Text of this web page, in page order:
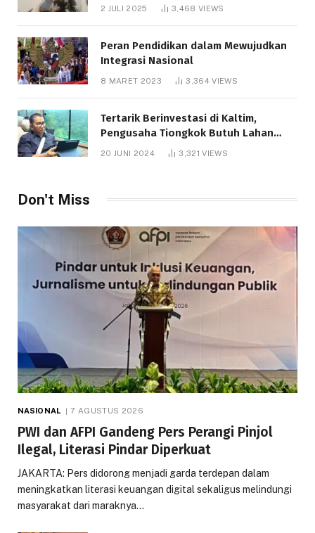
Bantuan Pendidikan Gratispol
2 JULI 2025 3,468 VIEWS
Peran Pendidikan dalam Mewujudkan
Integrasi Nasional
8 MARET 2023 3,364VIEWS
Tertarik Berinvestasi di Kaltim,
Pengusaha Tiongkok Butuh Lahan
1.000 Hektare
20 JUNI 2024 3,321VIEWS
Don't Miss
NASIONAL 7 AGUSTUS 2026
PWI dan AFPI Gandeng Pers Perangi Pinjol
Ilegal, Literasi Pindar Diperkuat
JAKARTA: Pers didorong menjadi garda terdepan dalam
meningkatkan literasi keuangan digital sekaligus melindungi
masyarakat dari maraknya…